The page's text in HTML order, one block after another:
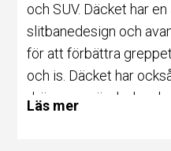
och SUV. Däcket har
slitbanedesign och
för att förbättra
och is. Däcket har
dränerar snö, slask
Läs mer